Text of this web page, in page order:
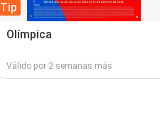
Tip
Olímpica
Válido por 2 semanas más